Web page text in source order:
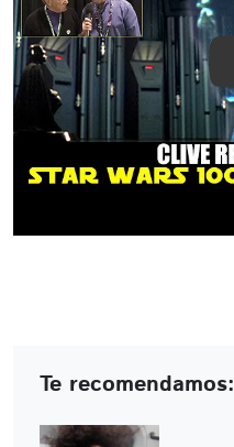
Te recomendamos: